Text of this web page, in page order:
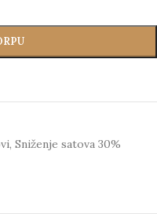
, Sniženje satova 30%